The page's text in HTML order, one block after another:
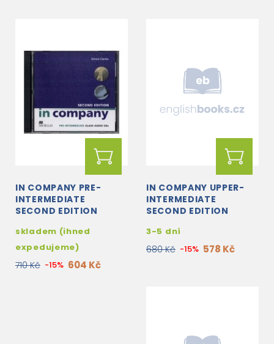
IN COMPANY PRE-
INTERMEDIATE
SECOND EDITION
skladem (ihned
expedujeme)
710 Kč -15% 604 Kč
IN COMPANY UPPER-
INTERMEDIATE
SECOND EDITION
3-5 dní
680 Kč -15% 578 Kč